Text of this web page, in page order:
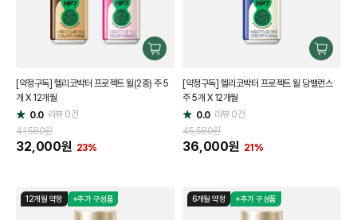
구
하
[약정구독] 헬리코박터 프로젝트 윌(2종) 주 5
개 X 12개월
별
점
0.0 리뷰0건
41,580원
32,000원 23%
구
하
[약정구독] 헬리코박터 프로젝트 윌 당밸런스
주 5개 X 12개월
별
점
0.0 리뷰0건
45,580원
36,000원 21%
12개월 약정 +추가 구성품 6개월 약정 +추가 구성품